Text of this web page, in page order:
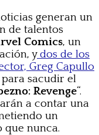
generan un
de talentos
Comics, un
ydos de los
Greg Capullo
sacudir el
Revenge“.
a contar una
un
que nunca.